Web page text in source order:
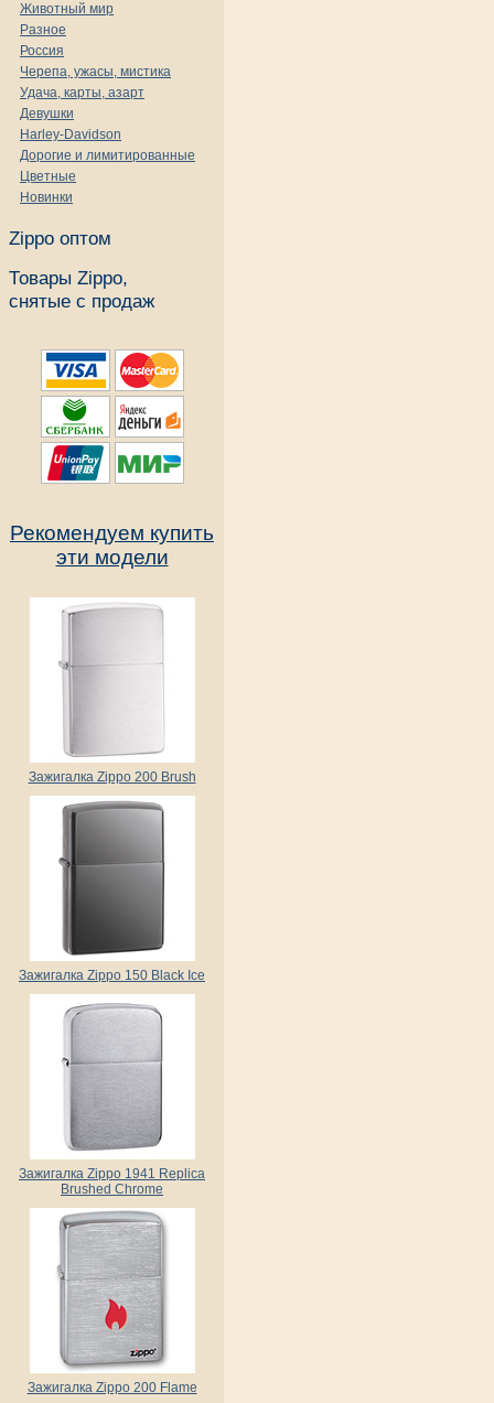
Животный мир
Разное
Россия
Черепа, ужасы, мистика
Удача, карты, азарт
Девушки
Harley-Davidson
Дорогие и лимитированные
Цветные
Новинки
Zippo оптом
Товары Zippo,
снятые с продаж
Рекомендуем купить
эти модели
Зажигалка Zippo 200 Brush
Зажигалка Zippo 150 Black Ice
Зажигалка Zippo 1941 Replica
Brushed Chrome
Зажигалка Zippo 200 Flame